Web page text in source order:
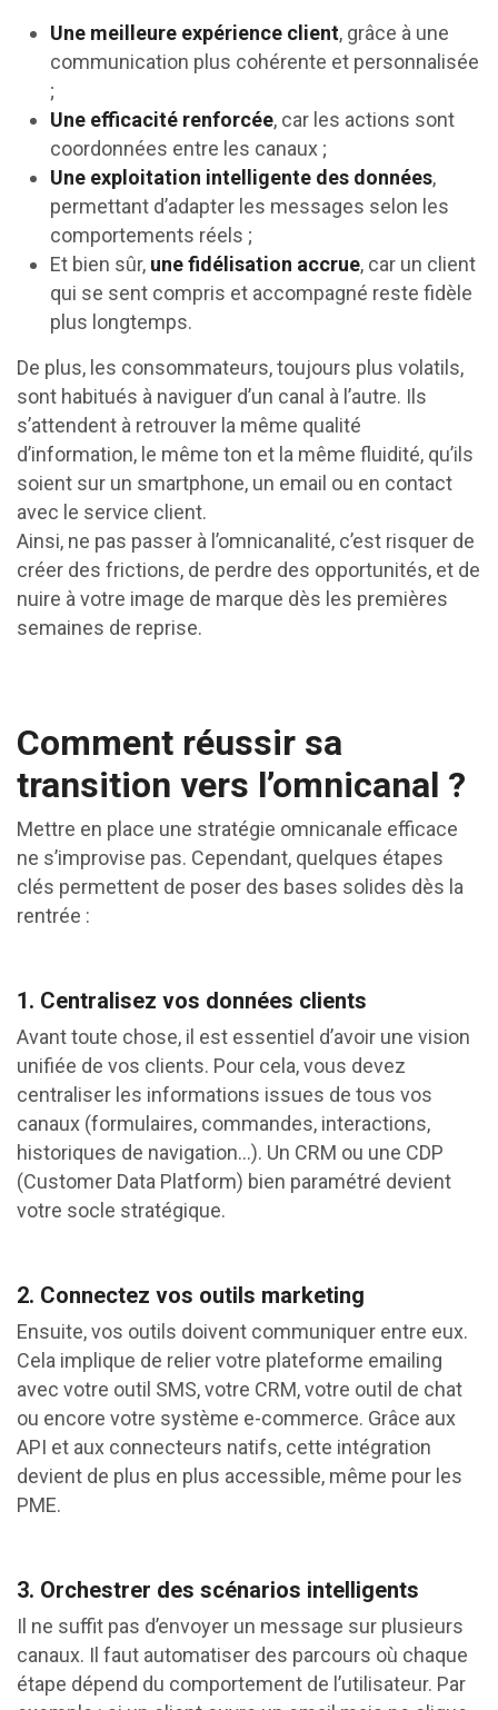
Une meilleure expérience client, grâce à une
communication plus cohérente et personnalisée
;
Une efficacité renforcée, car les actions sont
coordonnées entre les canaux ;
Une exploitation intelligente des données,
permettant d’adapter les messages selon les
comportements réels ;
Et bien sûr, une fidélisation accrue, car un client
qui se sent compris et accompagné reste fidèle
plus longtemps.
De plus, les consommateurs, toujours plus volatils,
sont habitués à naviguer d’un canal à l’autre. Ils
s’attendent à retrouver la même qualité
d’information, le même ton et la même fluidité, qu’ils
soient sur un smartphone, un email ou en contact
avec le service client.
Ainsi, ne pas passer à l’omnicanalité, c’est risquer de
créer des frictions, de perdre des opportunités, et de
nuire à votre image de marque dès les premières
semaines de reprise.
Comment réussir sa
transition vers l’omnicanal ?
Mettre en place une stratégie omnicanale efficace
ne s’improvise pas. Cependant, quelques étapes
clés permettent de poser des bases solides dès la
rentrée :
1. Centralisez vos données clients
Avant toute chose, il est essentiel d’avoir une vision
unifiée de vos clients. Pour cela, vous devez
centraliser les informations issues de tous vos
canaux (formulaires, commandes, interactions,
historiques de navigation…). Un CRM ou une CDP
(Customer Data Platform) bien paramétré devient
votre socle stratégique.
2. Connectez vos outils marketing
Ensuite, vos outils doivent communiquer entre eux.
Cela implique de relier votre plateforme emailing
avec votre outil SMS, votre CRM, votre outil de chat
ou encore votre système e-commerce. Grâce aux
API et aux connecteurs natifs, cette intégration
devient de plus en plus accessible, même pour les
PME.
3. Orchestrer des scénarios intelligents
Il ne suffit pas d’envoyer un message sur plusieurs
canaux. Il faut automatiser des parcours où chaque
étape dépend du comportement de l’utilisateur. Par